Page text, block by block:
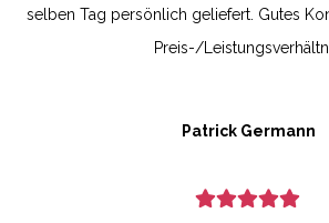
selben Tag persönlich geliefert. Gutes
Preis-/
Patrick Germann